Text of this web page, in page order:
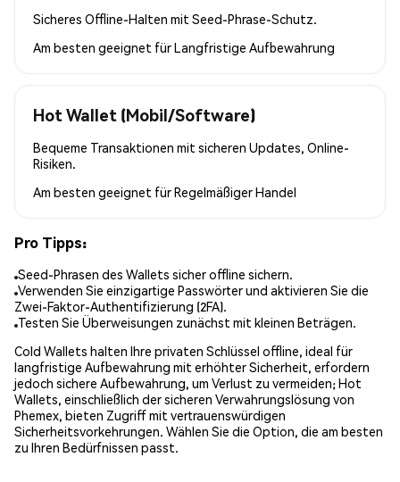
Sicheres Offline-Halten mit Seed-Phrase-Schutz.
Am besten geeignet fürLangfristige Aufbewahrung
Hot Wallet (Mobil/Software)
Bequeme Transaktionen mit sicheren Updates, Online-
Risiken.
Am besten geeignet fürRegelmäßiger Handel
Pro Tipps:
Seed-Phrasen des Wallets sicher offline sichern.
Verwenden Sie einzigartige Passwörter und aktivieren Sie die
Zwei-Faktor-Authentifizierung (2FA).
Testen Sie Überweisungen zunächst mit kleinen Beträgen.
Cold Wallets halten Ihre privaten Schlüssel offline, ideal für
langfristige Aufbewahrung mit erhöhter Sicherheit, erfordern
jedoch sichere Aufbewahrung, um Verlust zu vermeiden; Hot
Wallets, einschließlich der sicheren Verwahrungslösung von
Phemex, bieten Zugriff mit vertrauenswürdigen
Sicherheitsvorkehrungen. Wählen Sie die Option, die am besten
zu Ihren Bedürfnissen passt.